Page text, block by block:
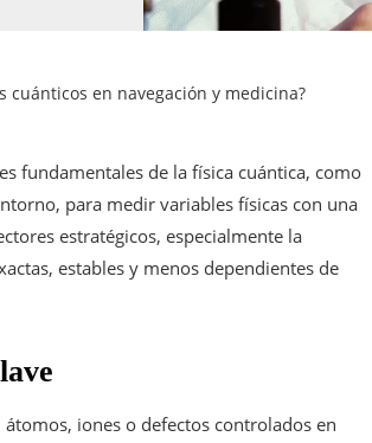
cuánticos en navegación y medicina?
fundamentales de la física cuántica, como
para medir variables físicas con una
estratégicos, especialmente la
estables y menos dependientes de
iones o defectos controlados en